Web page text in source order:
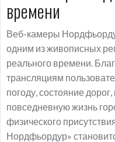
времени
Веб-камеры
одним из живописных
реального времени.
трансляциям
погоду, состояние
повседневную жизнь
физического
Нордфьордур»